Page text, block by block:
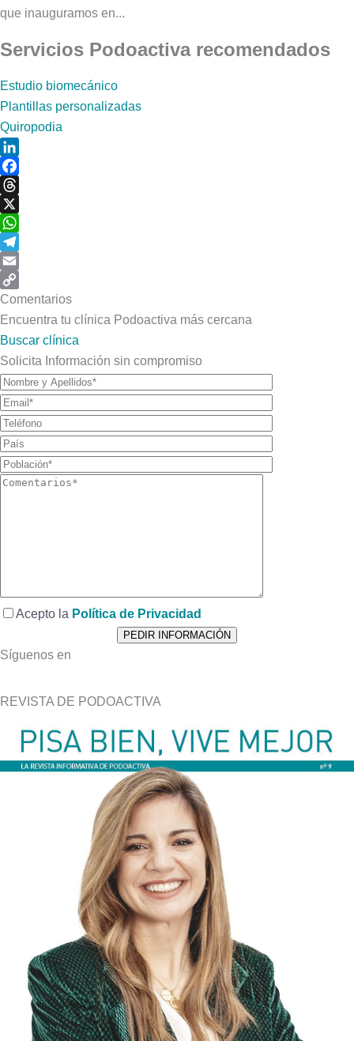
que inauguramos en...
Servicios Podoactiva recomendados
Estudio biomecánico
Plantillas personalizadas
Quiropodia
LinkedIn
Facebook
Threads
X
WhatsApp
Telegram
Email
Copy
Link
Comentarios
Encuentra tu clínica Podoactiva más cercana
Buscar clínica
Solicita Información sin compromiso
Acepto la Política de Privacidad
Síguenos en
REVISTA DE PODOACTIVA